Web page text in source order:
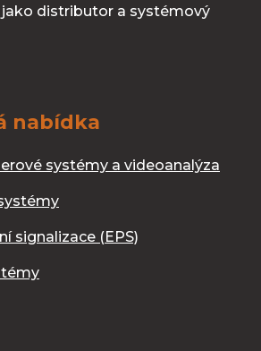
distributor a systémový
nabídka
systémy a videoanalýza
signalizace (EPS)